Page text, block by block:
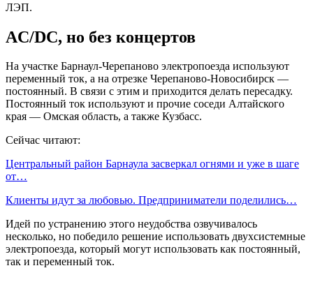
ЛЭП.
AC/DC, но без концертов
На участке Барнаул-Черепаново электропоезда используют
переменный ток, а на отрезке Черепаново-Новосибирск —
постоянный. В связи с этим и приходится делать пересадку.
Постоянный ток используют и прочие соседи Алтайского
края — Омская область, а также Кузбасс.
Сейчас читают:
Центральный район Барнаула засверкал огнями и уже в шаге
от…
Клиенты идут за любовью. Предприниматели поделились…
Идей по устранению этого неудобства озвучивалось
несколько, но победило решение использовать двухсистемные
электропоезда, который могут использовать как постоянный,
так и переменный ток.